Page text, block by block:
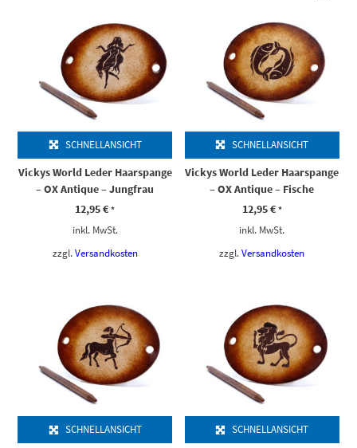
SCHNELLANSICHT
Vickys World Leder Haarspange
– OX Antique – Jungfrau
12,95€ *
inkl. MwSt.
zzgl. Versandkosten
SCHNELLANSICHT
Vickys World Leder Haarspange
– OX Antique – Fische
12,95€ *
inkl. MwSt.
zzgl.Versandkosten
SCHNELLANSICHT SCHNELLANSICHT